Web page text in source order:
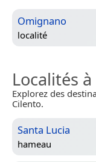
Omignano
localité
Localités
Explorez des
Cilento.
Santa Lucia
hameau